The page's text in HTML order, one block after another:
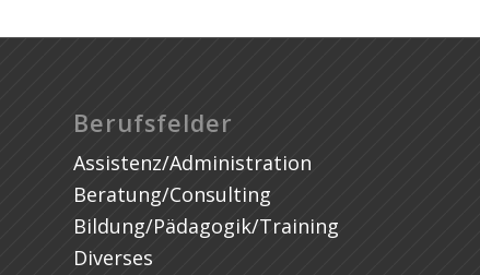
Berufsfelder
Assistenz/Administration
Beratung/Consulting
Bildung/Pädagogik/Training
Diverses